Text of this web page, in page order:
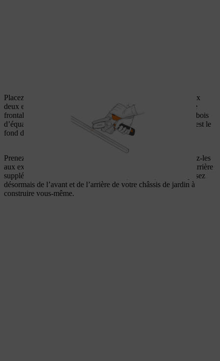
Placez à présent l’un des bois d’équarrissage les plus courts aux
deux extrémités d’une plaque frontale. Placez une autre plaque
frontale directement au-dessus (et à fleur). Veillez à ce que les bois
d’équarrissage dépassent d’environ 5 centimètres en bas (ceci est le
fond du châssis de jardin).
Prenez ensuite les deux bois d’équarrissage plus longs et placez-les
aux extrémités d’une planche arrière. Puis, placez 2 planches arrière
supplémentaires directement au-dessus (et à fleur). Vous disposez
désormais de l’avant et de l’arrière de votre châssis de jardin à
construire vous-même.